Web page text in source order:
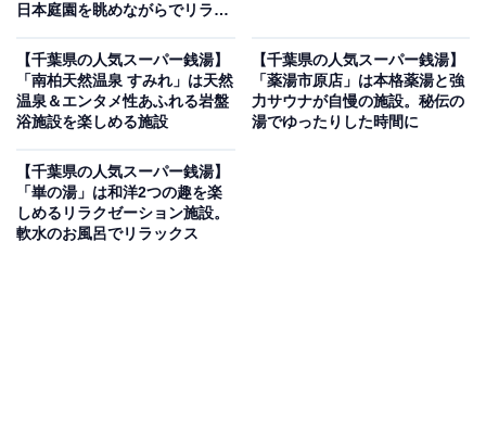
日本庭園を眺めながらでリラッ
【千葉県の人気スーパー銭湯】
「南柏天然温泉 すみれ」は天然
温泉＆エンタメ性あふれる岩盤
浴施設を楽しめる施設
【千葉県の人気スーパー銭湯】
「薬湯市原店」は本格薬湯と強
力サウナが自慢の施設。秘伝の
湯でゆったりした時間に
【千葉県の人気スーパー銭湯】
「崋の湯」は和洋2つの趣を楽
しめるリラクゼーション施設。
軟水のお風呂でリラックス